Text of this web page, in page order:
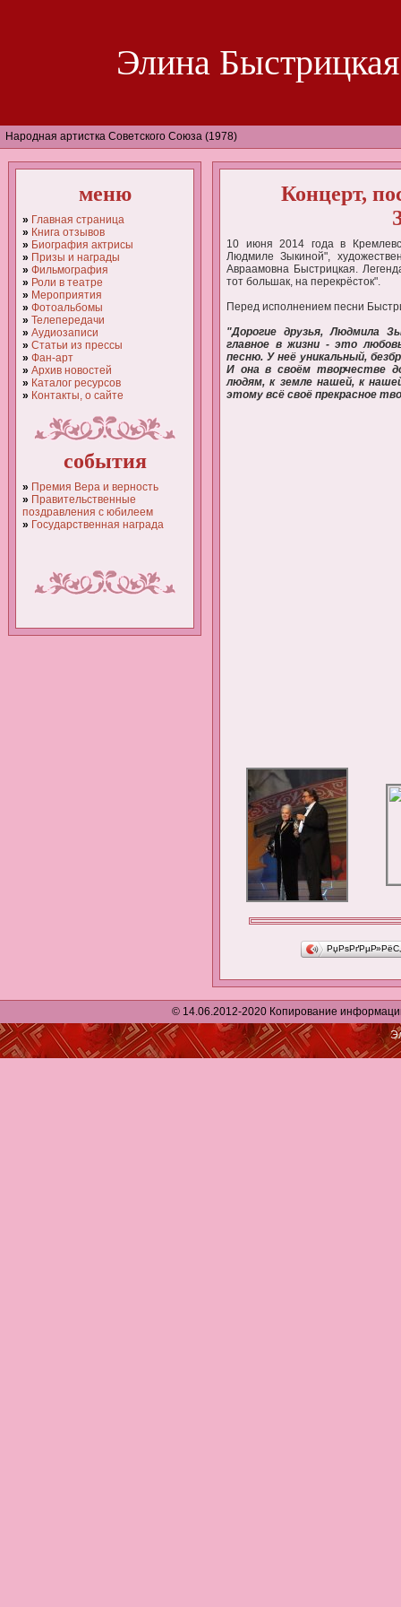
Элина Быстрицкая
Народная артистка Советского Союза (1978)
меню
» Главная страница
» Книга отзывов
» Биография актрисы
» Призы и награды
» Фильмография
» Роли в театре
» Мероприятия
» Фотоальбомы
» Телепередачи
» Аудиозаписи
» Статьи из прессы
» Фан-арт
» Архив новостей
» Каталог ресурсов
» Контакты, о сайте
события
» Премия Вера и верность
» Правительственные
поздравления с юбилеем
» Государственная награда
Концерт,
10 июня 2014 года в
Людмиле Зыкиной",
Авраамовна Быстрицкая.
тот большак, на перекрёсток".
Перед исполнением песни
"Дорогие друзья, Людмила
главное в жизни - это
песню. У неё уникальный,
И она в своём творчестве
людям, к земле нашей, к
этому всё своё прекрасное
© 14.06.2012-2020 Копирование